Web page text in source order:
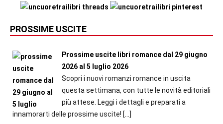
PROSSIME USCITE
Prossime uscite libri romance dal 29 giugno
2026 al 5 luglio 2026
Scopri i nuovi romanzi romance in uscita
questa settimana, con tutte le novità editoriali
più attese. Leggi i dettagli e preparati a
innamorarti delle prossime uscite! […]